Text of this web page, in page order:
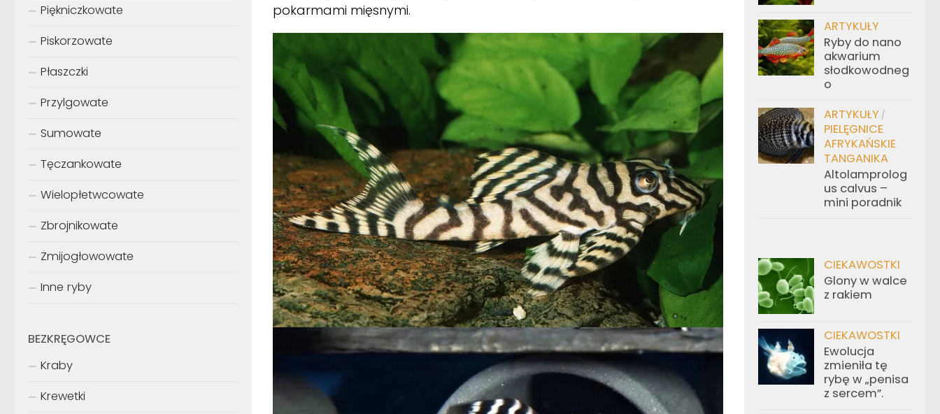
pokarmami mięsnymi.
Piękniczkowate
Piskorzowate
Płaszczki
Przylgowate
Sumowate
Tęczankowate
Wielopłetwcowate
Zbrojnikowate
Żmijogłowowate
Inne ryby
BEZKRĘGOWCE
Kraby
Krewetki
ARTYKUŁY
Ryby do nano
akwarium
słodkowodneg
o
ARTYKUŁY /
PIELĘGNICE
AFRYKAŃSKIE
TANGANIKA
Altolamprolog
us calvus –
mini poradnik
CIEKAWOSTKI
Glony w walce
z rakiem
CIEKAWOSTKI
Ewolucja
zmieniła tę
rybę w „penisa
z sercem”.